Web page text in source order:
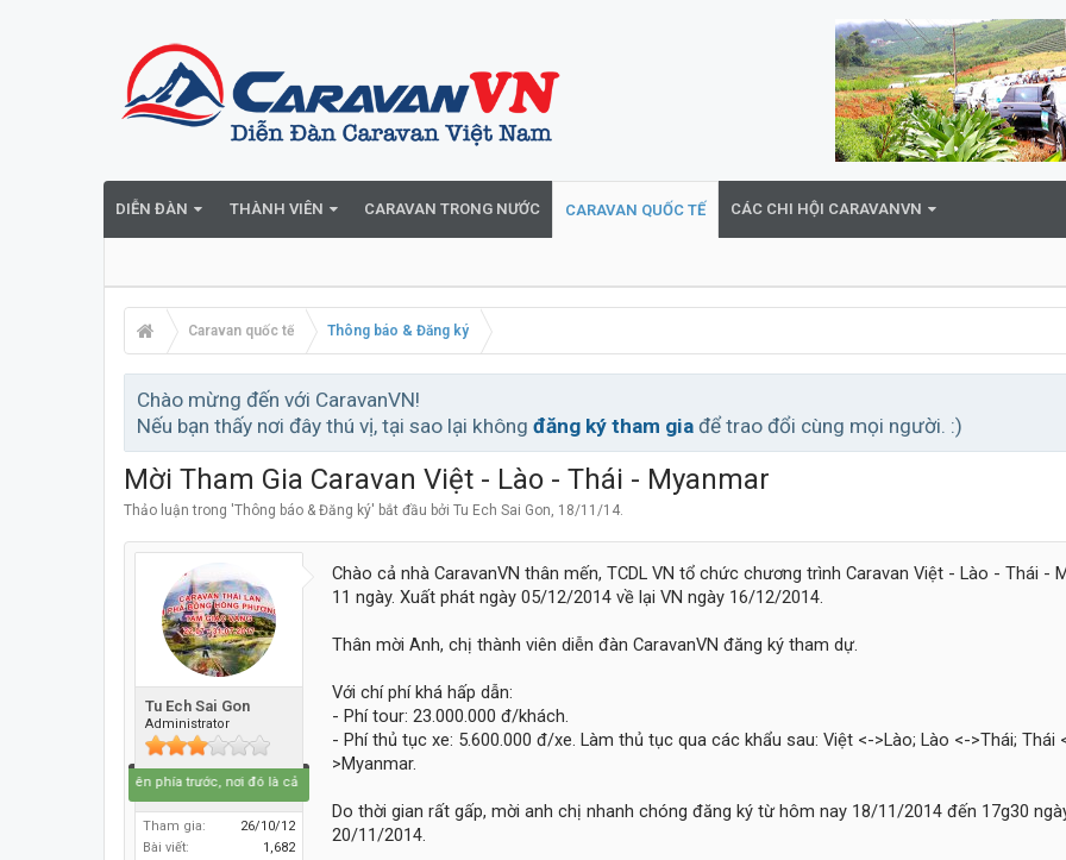
DIỄN ĐÀN THÀNH VIÊN CARAVAN TRONG NƯỚC CARAVAN QUỐC TẾ CÁC CHI HỘI CARAVANVN
Caravan quốc tế Thông báo & Đăng ký
Chào mừng đến với CaravanVN!
Nếu bạn thấy nơi đây thú vị, tại sao lại không đăng ký tham gia để trao đổi cùng mọi người. :)
Mời Tham Gia Caravan Việt - Lào - Thái - Myanmar
Thảo luận trong 'Thông báo & Đăng ký' bắt đầu bởi Tu Ech Sai Gon, 18/11/14.
Tu Ech Sai Gon
Administrator
Hãy lái lên phía trước, nơi đó là cả bầu trời xanh.....
Tham gia:
26/10/12
Bài viết:
1,682
Chào cả nhà CaravanVN thân mến, TCDL VN tổ chức chương trình Caravan Việt - Lào - Thái -
11 ngày. Xuất phát ngày 05/12/2014 về lại VN ngày 16/12/2014.
Thân mời Anh, chị thành viên diễn đàn CaravanVN đăng ký tham dự.
Với chí phí khá hấp dẫn:
- Phí tour: 23.000.000 đ/khách.
- Phí thủ tục xe: 5.600.000 đ/xe. Làm thủ tục qua các khẩu sau: Việt <->Lào; Lào <->Thái; Thái
>Myanmar.
Do thời gian rất gấp, mời anh chị nhanh chóng đăng ký từ hôm nay 18/11/2014 đến 17g30
20/11/2014.